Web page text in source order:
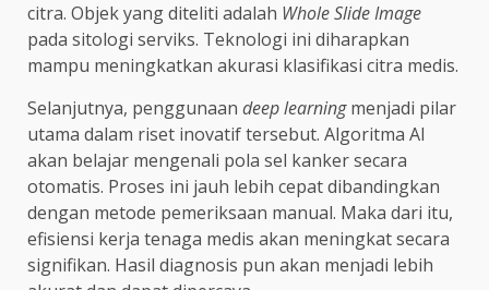
citra. Objek yang diteliti adalah Whole Slide Image
pada sitologi serviks. Teknologi ini diharapkan
mampu meningkatkan akurasi klasifikasi citra medis.
Selanjutnya, penggunaan deep learningmenjadi pilar
utama dalam riset inovatif tersebut. Algoritma AI
akan belajar mengenali pola sel kanker secara
otomatis. Proses ini jauh lebih cepat dibandingkan
dengan metode pemeriksaan manual. Maka dari itu,
efisiensi kerja tenaga medis akan meningkat secara
signifikan. Hasil diagnosis pun akan menjadi lebih